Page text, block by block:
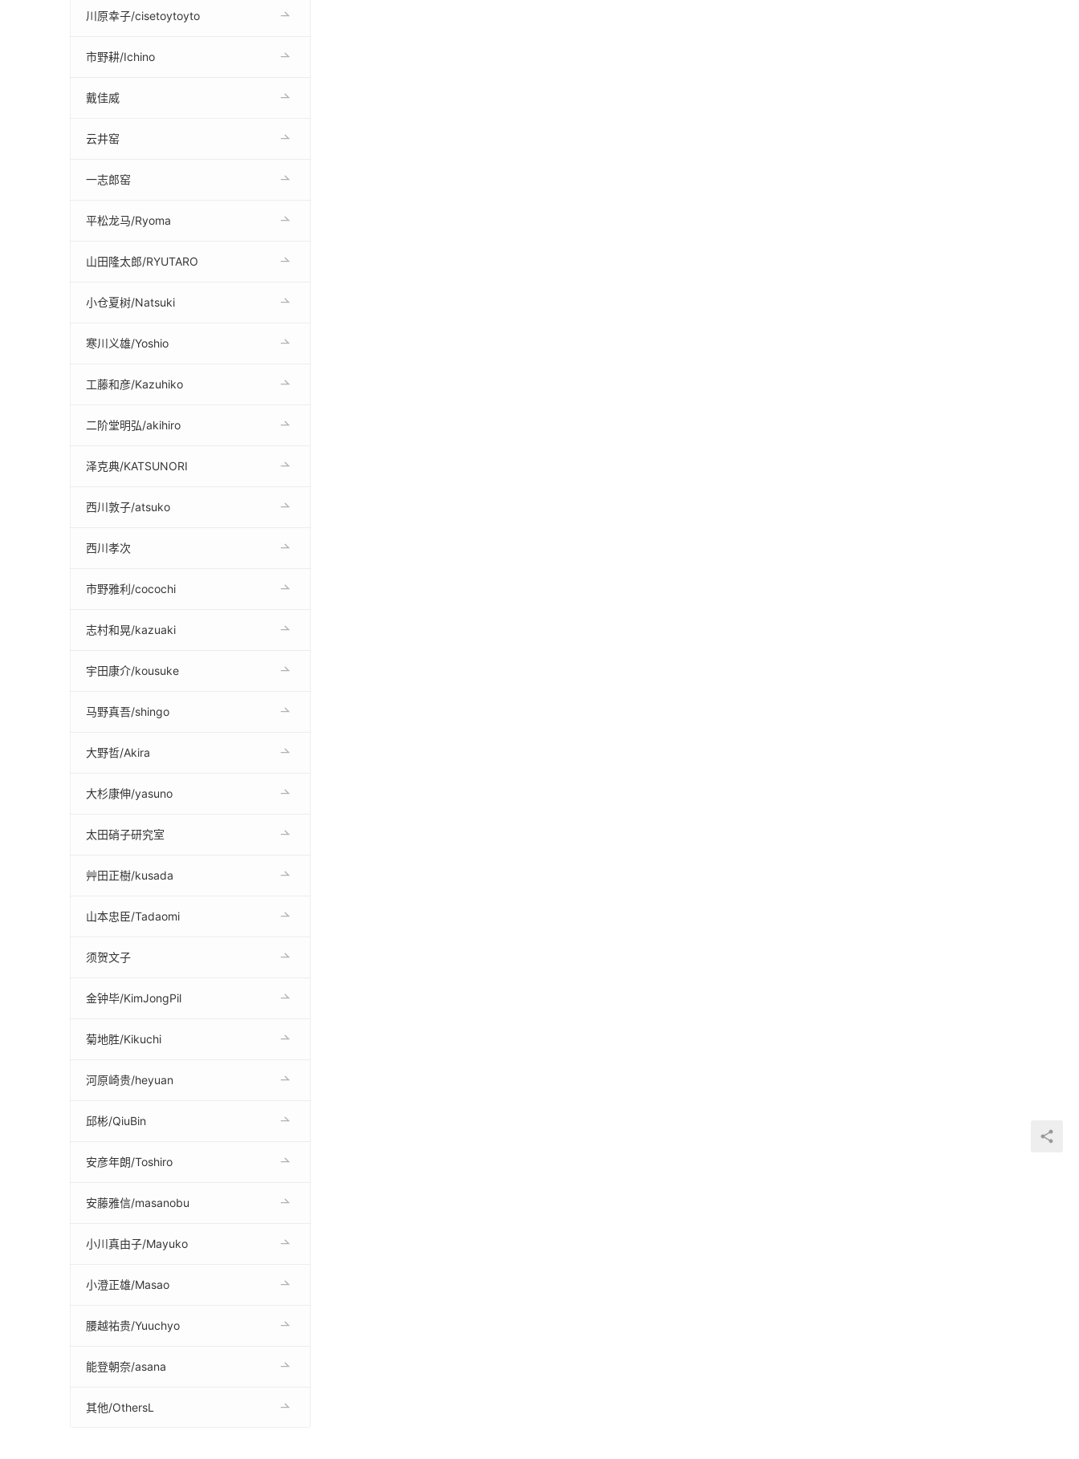
川原幸子/cisetoytoyto
市野耕/Ichino
戴佳威
云井窑
一志郎窑
平松龙马/Ryoma
山田隆太郎/RYUTARO
小仓夏树/Natsuki
寒川义雄/Yoshio
工藤和彦/Kazuhiko
二阶堂明弘/akihiro
泽克典/KATSUNORI
西川敦子/atsuko
西川孝次
市野雅利/cocochi
志村和晃/kazuaki
宇田康介/kousuke
马野真吾/shingo
大野哲/Akira
大杉康伸/yasuno
太田硝子研究室
艸田正樹/kusada
山本忠臣/Tadaomi
须贺文子
金钟毕/KimJongPil
菊地胜/Kikuchi
河原崎贵/heyuan
邱彬/QiuBin
安彦年朗/Toshiro
安藤雅信/masanobu
小川真由子/Mayuko
小澄正雄/Masao
腰越祐贵/Yuuchyo
能登朝奈/asana
其他/OthersL